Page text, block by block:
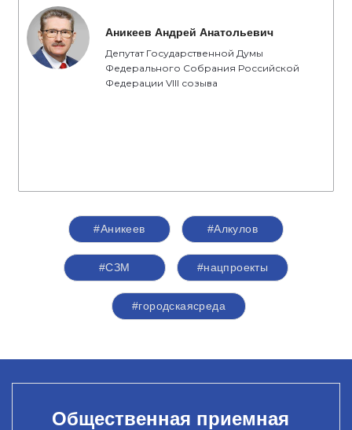
Аникеев Андрей Анатольевич
Депутат Государственной Думы
Федерального Собрания Российской
Федерации VIII созыва
#Аникеев #Алкулов
#СЗМ #нацпроекты
#городскаясреда
Общественная приемная